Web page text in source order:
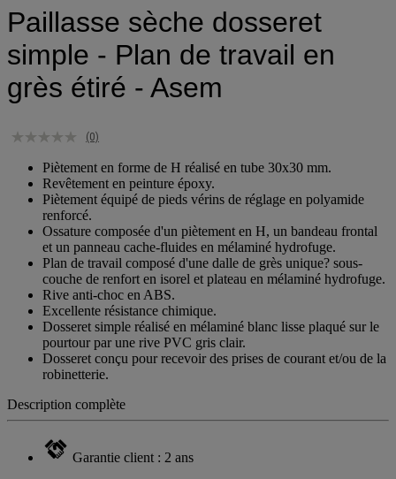
Paillasse sèche dosseret
simple - Plan de travail en
grès étiré - Asem
(0)
Piètement en forme de H réalisé en tube 30x30 mm.
Revêtement en peinture époxy.
Piètement équipé de pieds vérins de réglage en polyamide
renforcé.
Ossature composée d'un piètement en H, un bandeau frontal
et un panneau cache-fluides en mélaminé hydrofuge.
Plan de travail composé d'une dalle de grès unique? sous-
couche de renfort en isorel et plateau en mélaminé hydrofuge.
Rive anti-choc en ABS.
Excellente résistance chimique.
Dosseret simple réalisé en mélaminé blanc lisse plaqué sur le
pourtour par une rive PVC gris clair.
Dosseret conçu pour recevoir des prises de courant et/ou de la
robinetterie.
Description complète
Garantie client : 2 ans